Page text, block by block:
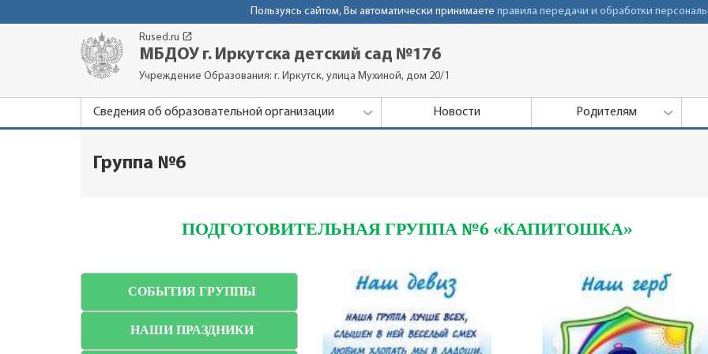
Пользуясь сайтом, Вы автоматически принимаете правила передачи и обработки
Rused.ru launch
МБДОУ г. Иркутска детский сад №176
Учреждение Образования: г. Иркутск, улица Мухиной, дом 20/1
Сведения об образовательной организации Новости Родителям
Группа №6
ПОДГОТОВИТЕЛЬНАЯ ГРУППА №6 «КАПИТОШКА»
СОБЫТИЯ ГРУППЫ
НАШИ ПРАЗДНИКИ